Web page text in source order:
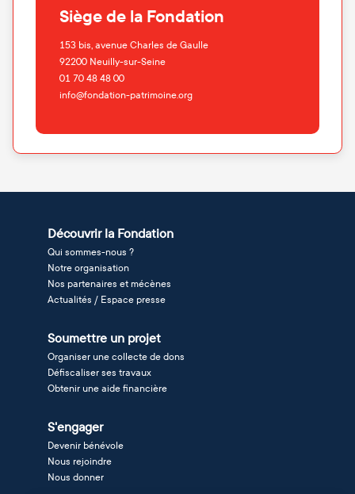
Siège de la Fondation
153 bis, avenue Charles de Gaulle
92200 Neuilly-sur-Seine
01 70 48 48 00
info@fondation-patrimoine.org
Découvrir la Fondation
Qui sommes-nous ?
Notre organisation
Nos partenaires et mécènes
Actualités / Espace presse
Soumettre un projet
Organiser une collecte de dons
Défiscaliser ses travaux
Obtenir une aide financière
S'engager
Devenir bénévole
Nous rejoindre
Nous donner